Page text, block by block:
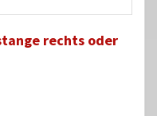
rechts oder